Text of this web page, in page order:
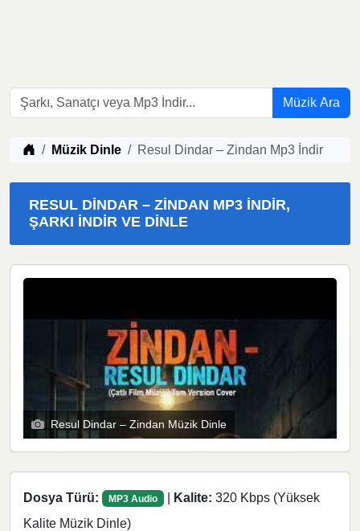
Müzik Ara
Müzik indir
Müzik Dinle Resul Dindar – Zindan Mp3 İndir
RESUL DINDAR – ZINDAN MP3 İNDIR,
ŞARKI İNDIR VE DINLE
Resul Dindar – Zindan Müzik Dinle
Dosya Türü: MP3 Audio | Kalite: 320 Kbps (Yüksek
Kalite Müzik Dinle)